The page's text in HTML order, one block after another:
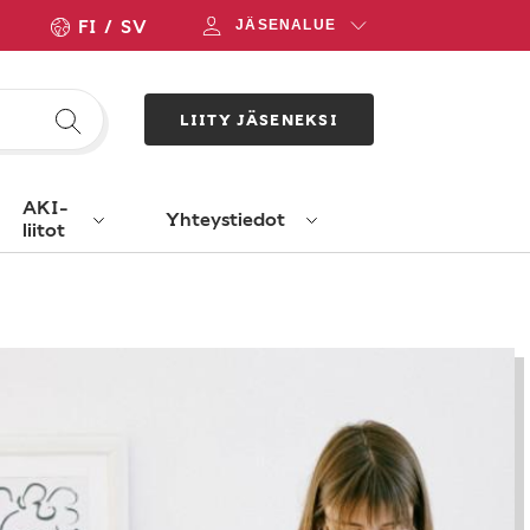
FI SV JÄSENALUE
LIITY JÄSENEKSI
AKI-
liitot
Yhteystiedot